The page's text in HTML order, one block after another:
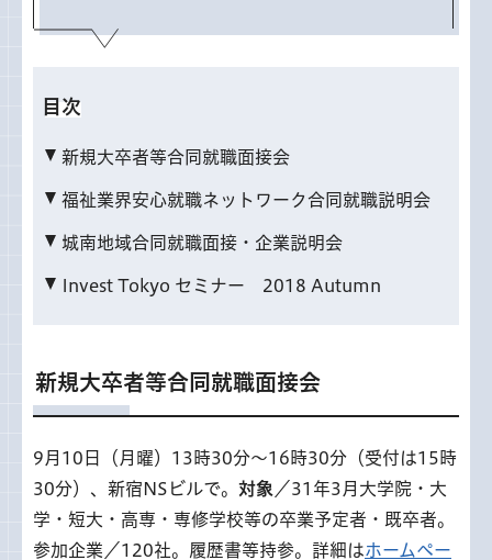
目次
新規大卒者等合同就職面接会
福祉業界安心就職ネットワーク合同就職説明会
城南地域合同就職面接・企業説明会
Invest Tokyo セミナー 2018 Autumn
新規大卒者等合同就職面接会
9月10日（月曜）13時30分～16時30分（受付は15時
30分）、新宿NSビルで。 対象 ／31年3月大学院・大
学・短大・高専・専修学校等の卒業予定者・既卒者。
参加企業／120社。履歴書等持参。詳細はホームペー